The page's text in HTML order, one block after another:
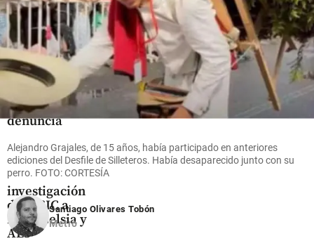
Economía
Acolgen
denuncia
“hostigamiento
institucional”
tras
investigación
de la SIC a
Enel, Celsia y
AES
Alejandro Grajales, de 15 años, había participado en anteriores
ediciones del Desfile de Silleteros. Había desaparecido junto con su
perro. FOTO: CORTESÍA
Santiago Olivares Tobón
Metro